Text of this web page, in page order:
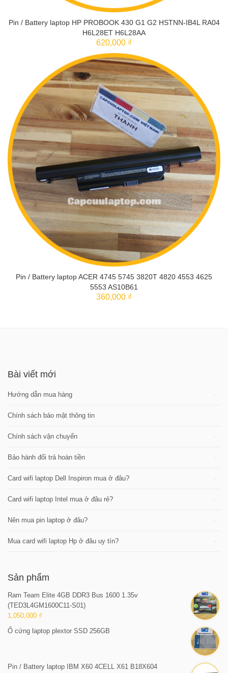
THÊM VÀO GIỎ
Pin / Battery laptop HP PROBOOK 430 G1 G2 HSTNN-IB4L RA04
H6L28ET H6L28AA
620,000 ₫
Pin / Battery laptop ACER 4745 5745 3820T 4820 4553 4625
5553 AS10B61
360,000 ₫
Bài viết mới
Hướng dẫn mua hàng
Chính sách bảo mật thông tin
Chính sách vận chuyển
Bảo hành đổi trả hoàn tiền
Card wifi laptop Dell Inspiron mua ở đâu?
Card wifi laptop Intel mua ở đâu rẻ?
Nên mua pin laptop ở đâu?
Mua card wifi laptop Hp ở đâu uy tín?
Sản phẩm
Ram Team Elite 4GB DDR3 Bus 1600 1.35v
(TED3L4GM1600C11-S01)
1,050,000 ₫
Ổ cứng laptop plextor SSD 256GB
Pin / Battery laptop IBM X60 4CELL X61 B18X604